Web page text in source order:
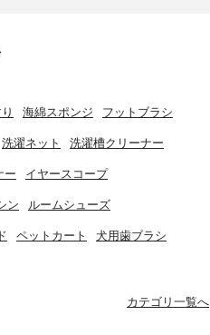
海綿スポンジ フットブラシ
洗濯ネット 洗濯槽クリーナー
ー イヤースコープ
ン ルームシューズ
ペットカート 犬用歯ブラシ
カテゴリ一覧へ